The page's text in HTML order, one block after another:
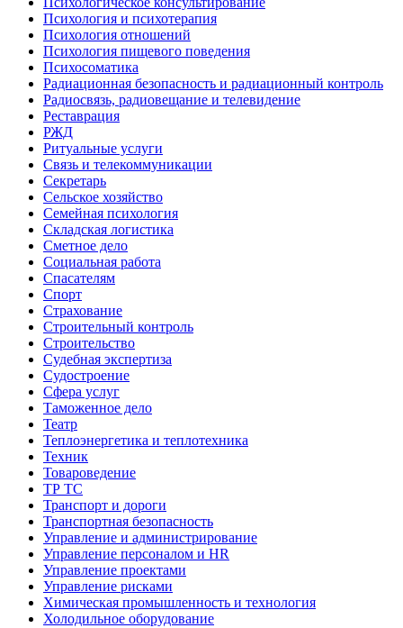
Психология и психотерапия
Психология отношений
Психология пищевого поведения
Психосоматика
Радиационная безопасность и радиационный контроль
Радиосвязь, радиовещание и телевидение
Реставрация
РЖД
Ритуальные услуги
Связь и телекоммуникации
Секретарь
Сельское хозяйство
Семейная психология
Складская логистика
Сметное дело
Социальная работа
Спасателям
Спорт
Страхование
Строительный контроль
Строительство
Судебная экспертиза
Судостроение
Сфера услуг
Таможенное дело
Театр
Теплоэнергетика и теплотехника
Техник
Товароведение
ТР ТС
Транспорт и дороги
Транспортная безопасность
Управление и администрирование
Управление персоналом и HR
Управление проектами
Управление рисками
Химическая промышленность и технология
Холодильное оборудование